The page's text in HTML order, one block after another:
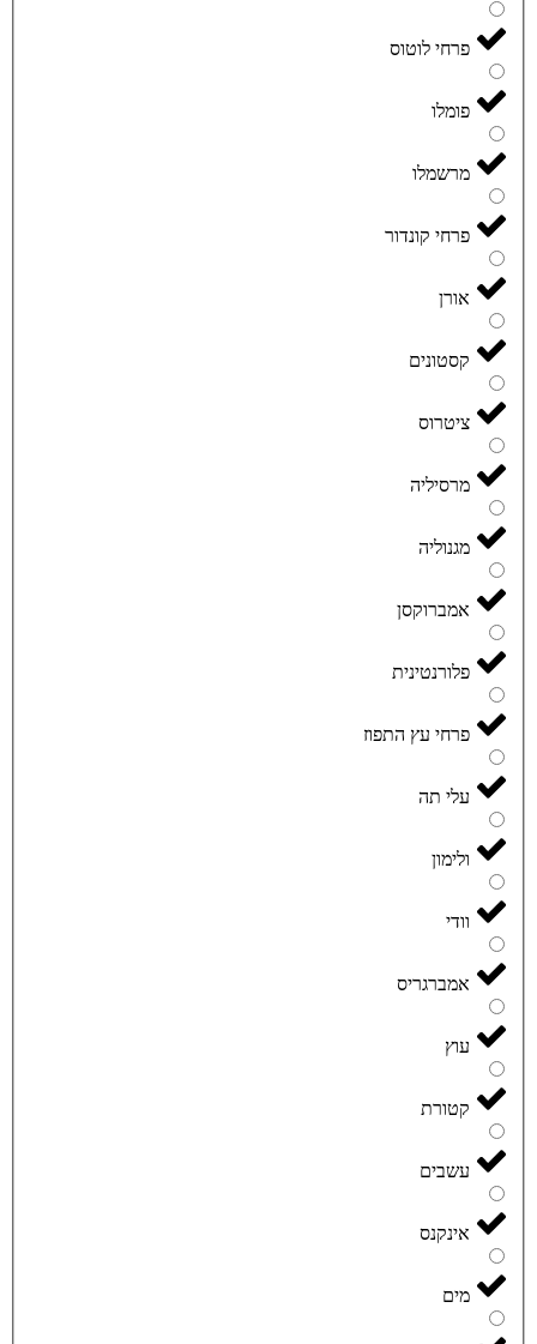
פרחי לוטוס
פומלו
מרשמלו
פרחי קונדור
אורן
קסטונים
ציטרוס
מרסיליה
מגנוליה
אמברוקסן
פלורנטינית
פרחי עץ התפוז
עלי תה
ולימון
וודי
אמברגריס
עוץ
קטורת
עשבים
אינקנס
מים